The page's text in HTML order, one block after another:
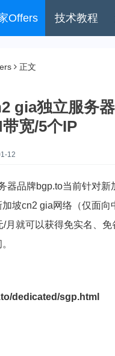
Offers 技术教程
正文
gia独立服务
宽/5个IP
12
器品牌bgp.to当前针对
坡cn2 gia网络（仅面
月就可以获得免实名、
dedicated/sgp.html